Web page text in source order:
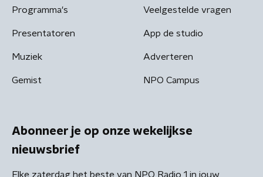
Programma's
Presentatoren
Muziek
Gemist
Veelgestelde vragen
App de studio
Adverteren
NPO Campus
Abonneer je op onze wekelijkse
nieuwsbrief
Elke zaterdag het beste van NPO Radio 1 in jouw